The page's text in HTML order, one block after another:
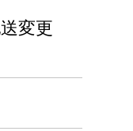
変更